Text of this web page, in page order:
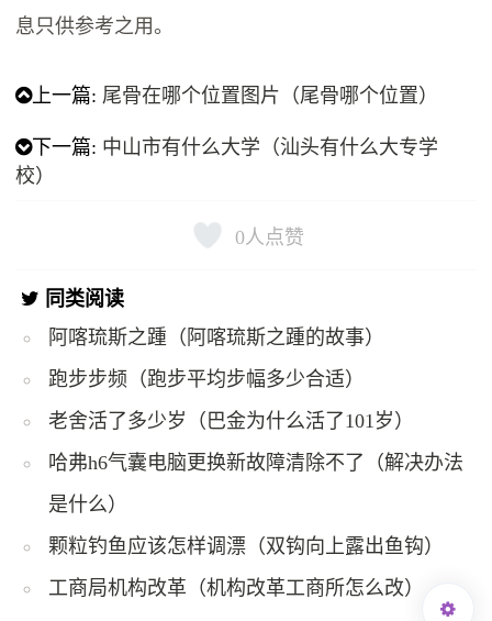
息只供参考之用。
上一篇: 尾骨在哪个位置图片（尾骨哪个位置）
下一篇: 中山市有什么大学（汕头有什么大专学
校）
0人点赞
同类阅读
阿喀琉斯之踵（阿喀琉斯之踵的故事）
跑步步频（跑步平均步幅多少合适）
老舍活了多少岁（巴金为什么活了101岁）
哈弗h6气囊电脑更换新故障清除不了（解决办法
是什么）
颗粒钓鱼应该怎样调漂（双钩向上露出鱼钩）
工商局机构改革（机构改革工商所怎么改）